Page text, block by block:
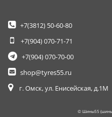
+7(3812) 50-60-80
+7(904)070-71-71
+7(904)070-70-00
shop@tyres55.ru
г. Омск, ул. Енисейская, д.1М
© Шины55